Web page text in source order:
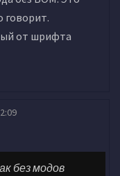
говорит.
от шрифта
без модов